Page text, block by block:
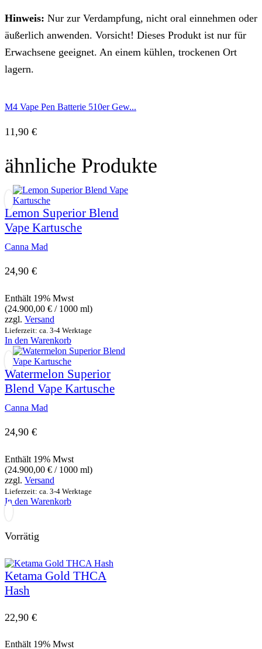
Hinweis: Nur zur Verdampfung, nicht oral einnehmen oder
äußerlich anwenden. Vorsicht! Dieses Produkt ist nur für
Erwachsene geeignet. An einem kühlen, trockenen Ort
lagern.
M4 Vape Pen Batterie 510er Gew...
11,90 €
ähnliche Produkte
Lemon Superior Blend
Vape Kartusche
Canna Mad
24,90 €
Enthält 19% Mwst
(24.900,00 € / 1000 ml)
zzgl. Versand
Lieferzeit: ca. 3-4 Werktage
In den Warenkorb
Watermelon Superior
Blend Vape Kartusche
Canna Mad
24,90 €
Enthält 19% Mwst
(24.900,00 € / 1000 ml)
zzgl. Versand
Lieferzeit: ca. 3-4 Werktage
In den Warenkorb
Vorrätig
Ketama Gold THCA
Hash
22,90 €
Enthält 19% Mwst